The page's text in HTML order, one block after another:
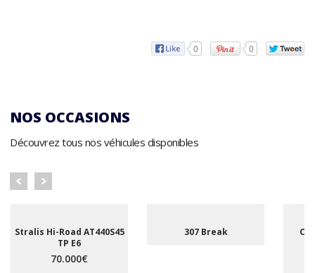
0 0
NOS OCCASIONS
Découvrez tous nos véhicules disponibles
Stralis Hi-Road AT440S45
TP E6
70.000€
307 Break
C5